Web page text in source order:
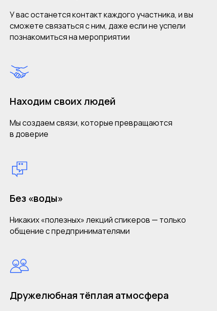
У вас останется контакт каждого участника, и вы
сможете связаться с ним, даже если не успели
познакомиться на мероприятии
Находим своих людей
Мы создаем связи, которые превращаются
в доверие
Без «воды»
Никаких «полезных» лекций спикеров — только
общение с предпринимателями
Дружелюбная тёплая атмосфера